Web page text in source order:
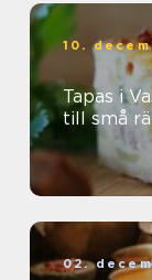
10.
Tapas i
till små
02.